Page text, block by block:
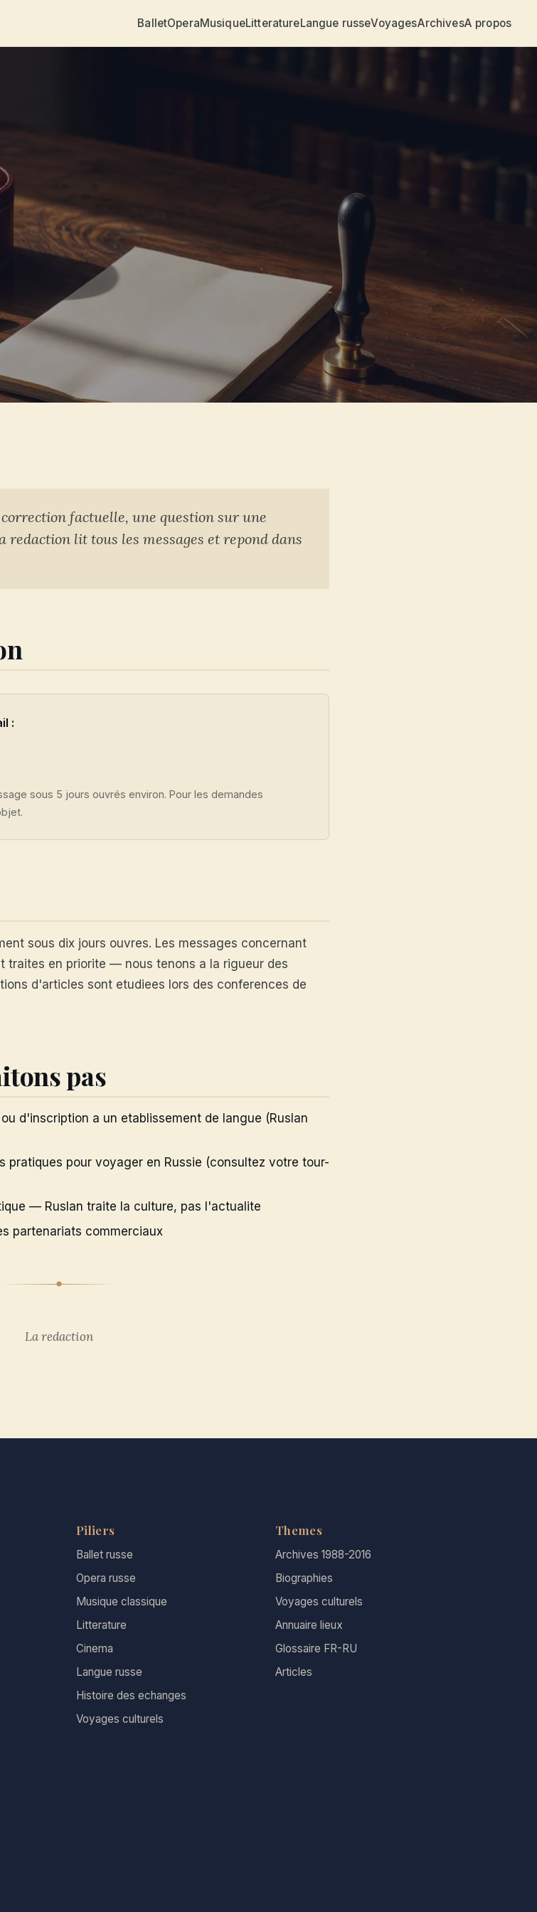
BalletOperaMusiqueLitteratureLangue russeVoyagesArchivesA propos
factuelle, une question sur une
redaction lit tous les messages et repond dans
:
sous 5 jours ouvrés environ. Pour les demandes
sous dix jours ouvres. Les messages concernant
traites en priorite — nous tenons a la rigueur des
d'articles sont etudiees lors des conferences de
pas
d'inscription a un etablissement de langue (Ruslan
pratiques pour voyager en Russie (consultez votre tour-
— Ruslan traite la culture, pas l'actualite
partenariats commerciaux
La redaction
Piliers
Ballet russe
Opera russe
Musique classique
Litterature
Cinema
Langue russe
Histoire des echanges
Voyages culturels
Themes
Archives 1988-2016
Biographies
Voyages culturels
Annuaire lieux
Glossaire FR-RU
Articles